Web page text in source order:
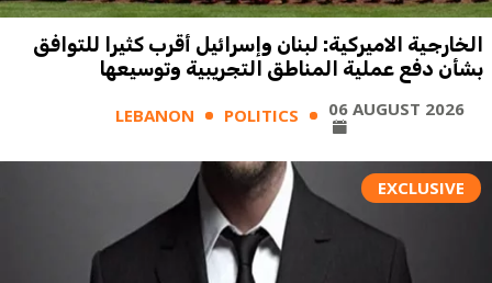
الخارجية الاميركية: لبنان وإسرائيل أقرب كثيرا للتوافق
بشأن دفع عملية المناطق التجريبية وتوسيعها
LEBANON POLITICS 06 AUGUST 2026
EXCLUSIVE